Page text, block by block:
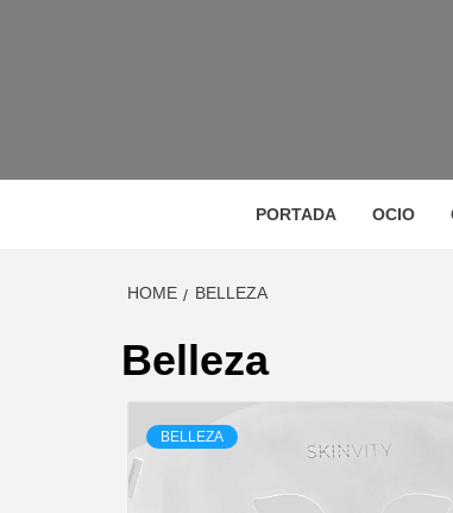
MAGAZINE DE GASTRONOMÍA,
PORTADA OCIO
HOME BELLEZA
Belleza
BELLEZA